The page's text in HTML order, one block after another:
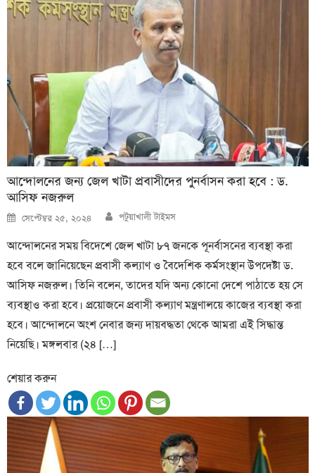
আন্দোলনের জন্য জেল খাটা প্রবাসীদের পুনর্বাসন করা হবে : ড.
আসিফ নজরুল
Posted
on
সেপ্টেম্বর ২৫, ২০২৪ Author
পটুয়াখালী টাইমস
আন্দোলনের সময় বিদেশে জেল খাটা ৮৭ জনকে পূনর্বাসনের ব্যবস্থা করা
হবে বলে জানিয়েছেন প্রবাসী কল্যাণ ও বৈদেশিক কর্মসংস্থান উপদেষ্টা ড.
আসিফ নজরুল। তিনি বলেন, তাদের যদি অন্য কোনো দেশে পাঠাতে হয় সে
ব্যবস্থাও করা হবে। প্রয়োজনে প্রবাসী কল্যাণ মন্ত্রণালয়ে কাজের ব্যবস্থা করা
হবে। আন্দোলনে অংশ নেবার জন্য দায়বদ্ধতা থেকে আমরা এই সিদ্ধান্ত
নিয়েছি। মঙ্গলবার (২৪ […]
শেয়ার করুন